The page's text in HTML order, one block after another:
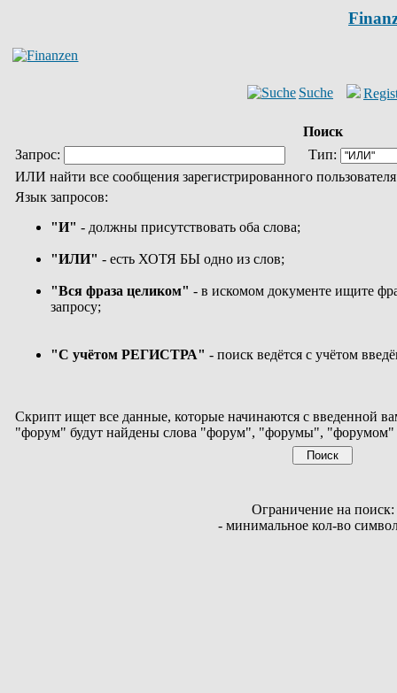
Suche
Поиск
Запрос:
Тип:
ИЛИ найти все сообщения зарегистрированного
Язык запросов:
"И" - должны присутствовать оба слова;
"ИЛИ" - есть ХОТЯ БЫ одно из слов;
"Вся фраза целиком" - в искомом документе ищите
запросу;
"С учётом РЕГИСТРА" - поиск ведётся с учётом
Скрипт ищет все данные, которые начинаются с введенной
"форум" будут найдены слова "форум", "форумы", "форумом"
Ограничение на поиск:
- минимальное кол-во